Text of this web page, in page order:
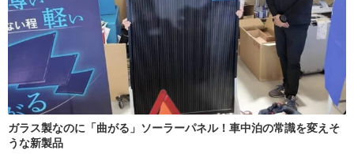
ガラス製なのに「曲がる」ソーラーパネル！車中泊の常識を変えそ
うな新製品